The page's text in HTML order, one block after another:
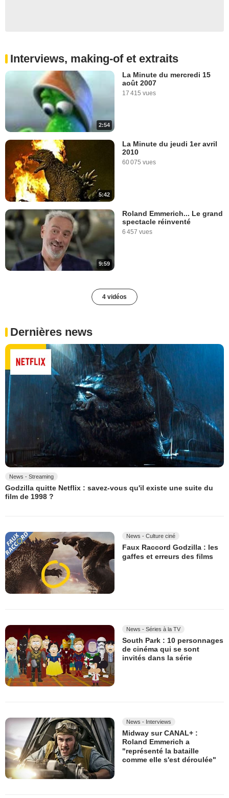
Interviews, making-of et extraits
2:54
La Minute du mercredi 15
août 2007
17 415 vues
5:42
La Minute du jeudi 1er avril
2010
60 075 vues
9:59
Roland Emmerich... Le grand
spectacle réinventé
6 457 vues
4 vidéos
Dernières news
News - Streaming
Godzilla quitte Netflix : savez-vous qu'il existe une suite du
film de 1998 ?
News - Culture ciné
Faux Raccord Godzilla : les
gaffes et erreurs des films
News - Séries à la TV
South Park : 10 personnages
de cinéma qui se sont
invités dans la série
News - Interviews
Midway sur CANAL+ :
Roland Emmerich a
"représenté la bataille
comme elle s'est déroulée"